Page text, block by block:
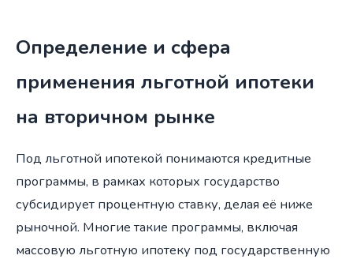
Определение и сфера
применения льготной ипотеки
на вторичном рынке
Под льготной ипотекой понимаются кредитные
программы, в рамках которых государство
субсидирует процентную ставку, делая её ниже
рыночной. Многие такие программы, включая
массовую льготную ипотеку под государственную